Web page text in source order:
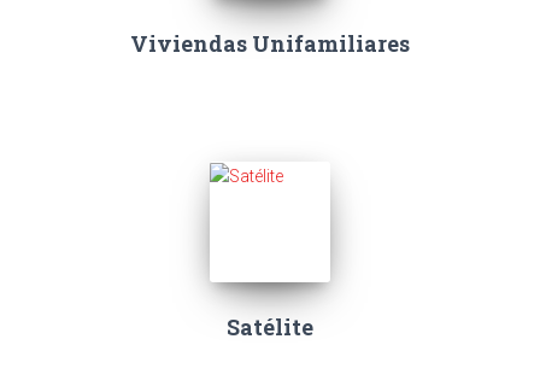
Viviendas Unifamiliares
Satélite